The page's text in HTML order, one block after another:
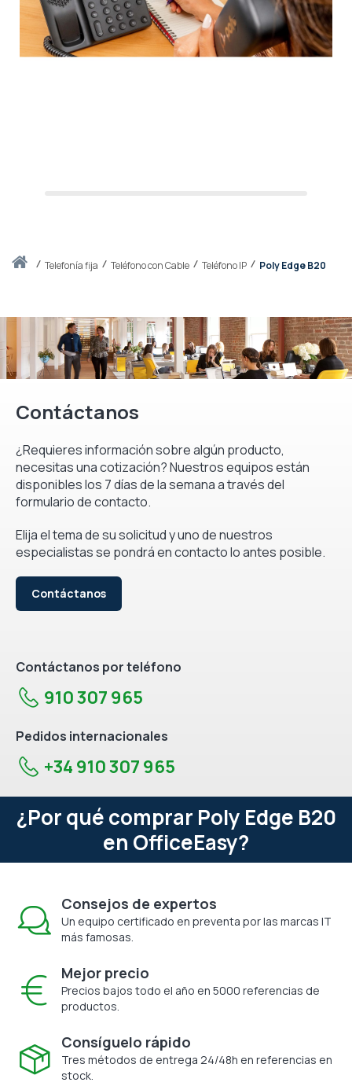
Iniciotelefonía fija Teléfono con Cable Teléfono IP Poly Edge B20
Contáctanos
¿Requieres información sobre algún producto,
necesitas una cotización? Nuestros equipos están
disponibles los 7 días de la semana a través del
formulario de contacto.
Elija el tema de su solicitud y uno de nuestros
especialistas se pondrá en contacto lo antes posible.
Contáctanos
Contáctanos por teléfono
910 307 965
Pedidos internacionales
+34 910 307 965
¿Por qué comprar Poly Edge B20
en OfficeEasy?
Consejos de expertos
Un equipo certificado en preventa por las marcas IT
más famosas.
Mejor precio
Precios bajos todo el año en 5000 referencias de
productos.
Consíguelo rápido
Tres métodos de entrega 24/48h en referencias en
stock.